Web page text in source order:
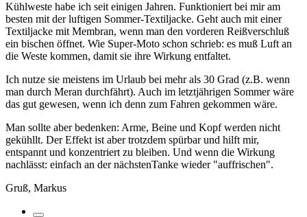
Kühlweste habe ich seit einigen Jahren. Funktioniert bei mir am
besten mit der luftigen Sommer-Textiljacke. Geht auch mit einer
Textiljacke mit Membran, wenn man den vorderen Reißverschluß
ein bischen öffnet. Wie Super-Moto schon schrieb: es muß Luft an
die Weste kommen, damit sie ihre Wirkung entfaltet.
Ich nutze sie meistens im Urlaub bei mehr als 30 Grad (z.B. wenn
man durch Meran durchfährt). Auch im letztjährigen Sommer wäre
das gut gewesen, wenn ich denn zum Fahren gekommen wäre.
Man sollte aber bedenken: Arme, Beine und Kopf werden nicht
gekühllt. Der Effekt ist aber trotzdem spürbar und hilft mir,
entspannt und konzentriert zu bleiben. Und wenn die Wirkung
nachlässt: einfach an der nächstenTanke wieder "auffrischen".
Gruß, Markus